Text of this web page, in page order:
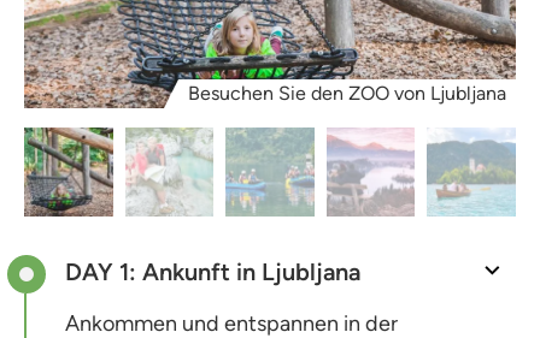
Besuchen Sie den ZOO von Ljubljana
DAY 1: Ankunft in Ljubljana
Ankommen und entspannen in der